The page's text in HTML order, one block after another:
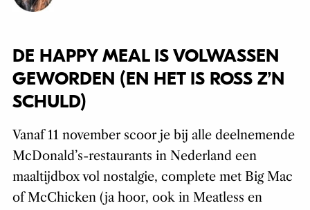
DE HAPPY MEAL IS VOLWASSEN
GEWORDEN (EN HET IS ROSS Z’N
SCHULD)
Vanaf 11 november scoor je bij alle deelnemende
McDonald’s-restaurants in Nederland een
maaltijdbox vol nostalgie, complete met Big Mac
of McChicken (ja hoor, ook in Meatless en